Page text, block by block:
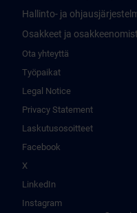
Hallinto- ja
Osakkeet ja
Ota yhteyttä
Työpaikat
Legal Notice
Privacy Statement
Laskutusosoitteet
Facebook
X
LinkedIn
Instagram